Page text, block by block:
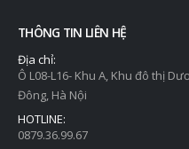
THÔNG TIN LIÊN HỆ
Địa chỉ:
Ô L08-L16- Khu A, Khu đô thị
Đông, Hà Nội
HOTLINE:
0879.36.99.67